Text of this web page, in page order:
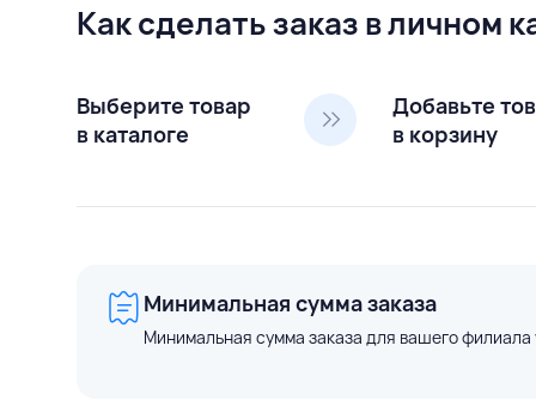
Как сделать заказ в личном
Выберите товар
в каталоге
Добавьте
в корзину
Минимальная сумма заказа
Минимальная сумма заказа для вашего филиала